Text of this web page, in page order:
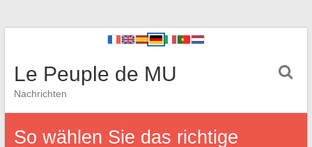
Le Peuple de MU
Nachrichten
So wählen Sie das richtige